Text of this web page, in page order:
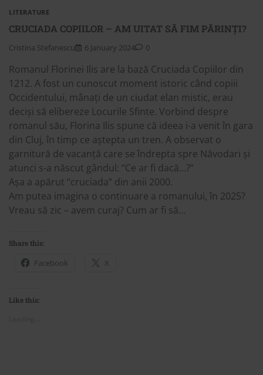
LITERATURE
CRUCIADA COPIILOR – AM UITAT SĂ FIM PĂRINȚI?
Cristina Stefanescu 6 January 2024 0
Romanul Florinei Ilis are la bază Cruciada Copiilor din
1212. A fost un cunoscut moment istoric când copiii
Occidentului, mânați de un ciudat elan mistic, erau
deciși să elibereze Locurile Sfinte. Vorbind despre
romanul său, Florina Ilis spune că ideea i-a venit în gara
din Cluj, în timp ce aștepta un tren. A observat o
garnitură de vacanță care se îndrepta spre Năvodari și
atunci s-a născut gândul: “Ce ar fi dacă…?”
Așa a apărut “cruciada” din anii 2000.
Am putea imagina o continuare a romanului, în 2025?
Vreau să zic – avem curaj? Cum ar fi să…
Share this:
Facebook X
Like this: